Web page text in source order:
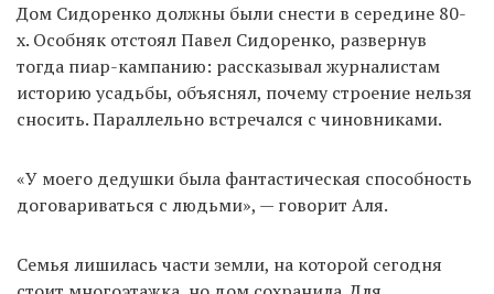
Дом Сидоренко должны были снести в середине 80-
х. Особняк отстоял Павел Сидоренко, развернув
тогда пиар-кампанию: рассказывал журналистам
историю усадьбы, объяснял, почему строение нельзя
сносить. Параллельно встречался с чиновниками.
«У моего дедушки была фантастическая способность
договариваться с людьми», — говорит Аля.
Семья лишилась части земли, на которой сегодня